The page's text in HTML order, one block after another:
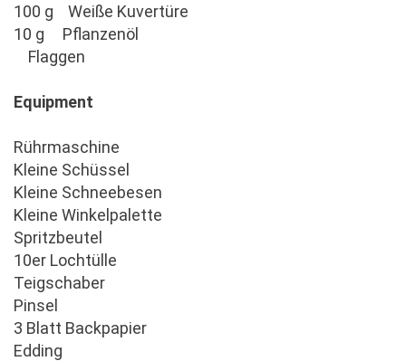
100 g Weiße Kuvertüre
10 g Pflanzenöl
Flaggen
Equipment
Rührmaschine
Kleine Schüssel
Kleine Schneebesen
Kleine Winkelpalette
Spritzbeutel
10er Lochtülle
Teigschaber
Pinsel
3 Blatt Backpapier
Edding